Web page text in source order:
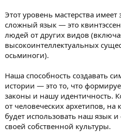
Этот уровень мастерства
сложный язык — это
людей от других видов
высокоинтеллектуальных
осьминоги).
Наша способность создавать
истории — это то, что
законы и нашу идентичность.
от человеческих архетипов,
будет использовать наш язык
своей собственной культуры.